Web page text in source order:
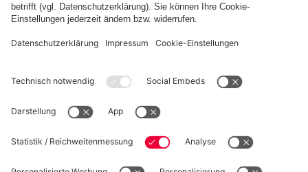
WIDERRUF
Datenschutz
Cookie Details